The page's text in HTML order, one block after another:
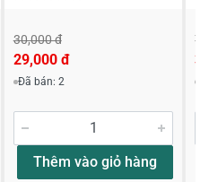
30,000 đ
29,000 đ
Đã bán: 2
Thêm vào giỏ hàng